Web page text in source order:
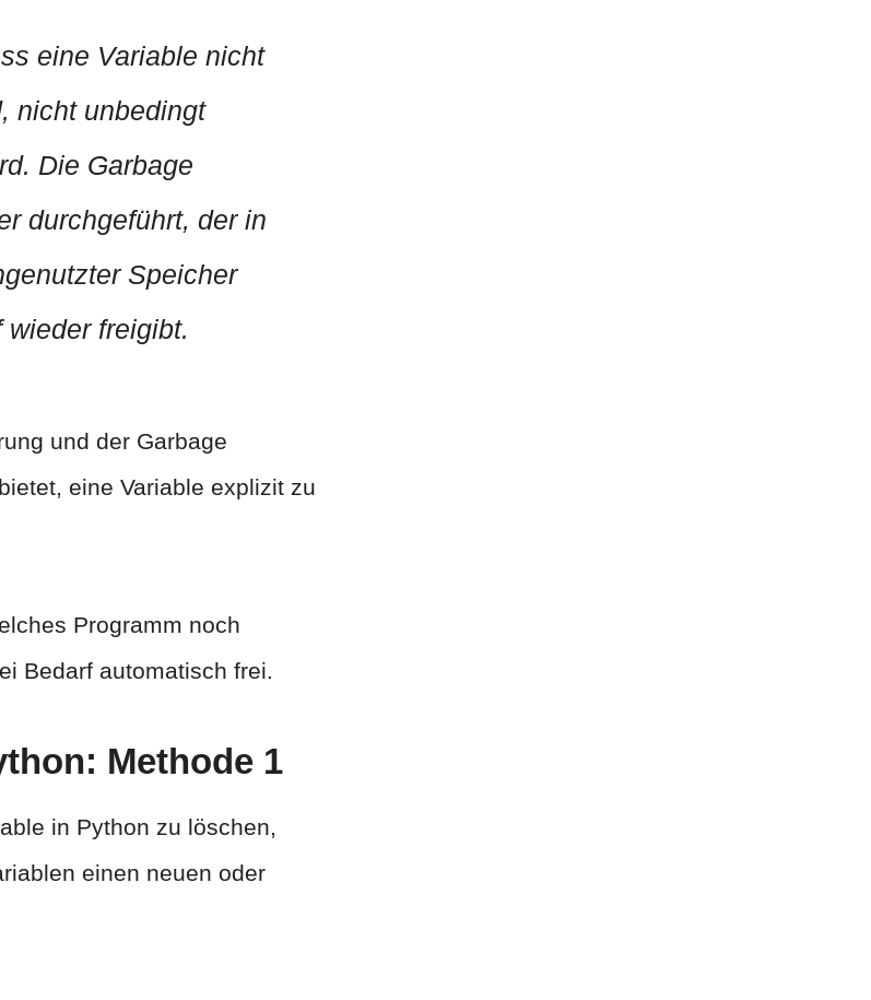
eine Variable nicht
nicht unbedingt
Die Garbage
durchgeführt, der in
Speicher
freigibt.
und der Garbage
eine Variable explizit zu
Programm noch
Bedarf automatisch frei.
Methode 1
in Python zu löschen,
einen neuen oder